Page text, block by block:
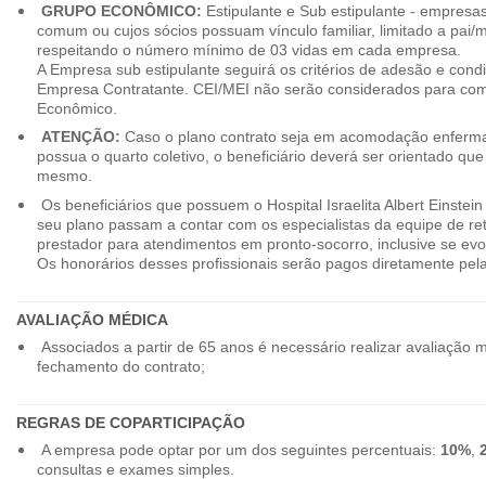
GRUPO ECONÔMICO: Estipulante e Sub estipulante -
comum ou cujos sócios possuam vínculo familiar, limitado a pai/
respeitando o número mínimo de 03 vidas em cada empresa.
A Empresa sub estipulante seguirá os critérios de adesão e
Empresa Contratante. CEI/MEI não serão considerados para
Econômico.
ATENÇÃO: Caso o plano contrato seja em acomodação
possua o quarto coletivo, o beneficiário deverá ser orientado
mesmo.
Os beneficiários que possuem o Hospital Israelita Albert
seu plano passam a contar com os especialistas da equipe de
prestador para atendimentos em pronto-socorro, inclusive se
Os honorários desses profissionais serão pagos diretamente
AVALIAÇÃO MÉDICA
Associados a partir de 65 anos é necessário realizar avaliação
fechamento do contrato;
REGRAS DE COPARTICIPAÇÃO
A empresa pode optar por um dos seguintes percentuais: 10%,
consultas e exames simples.